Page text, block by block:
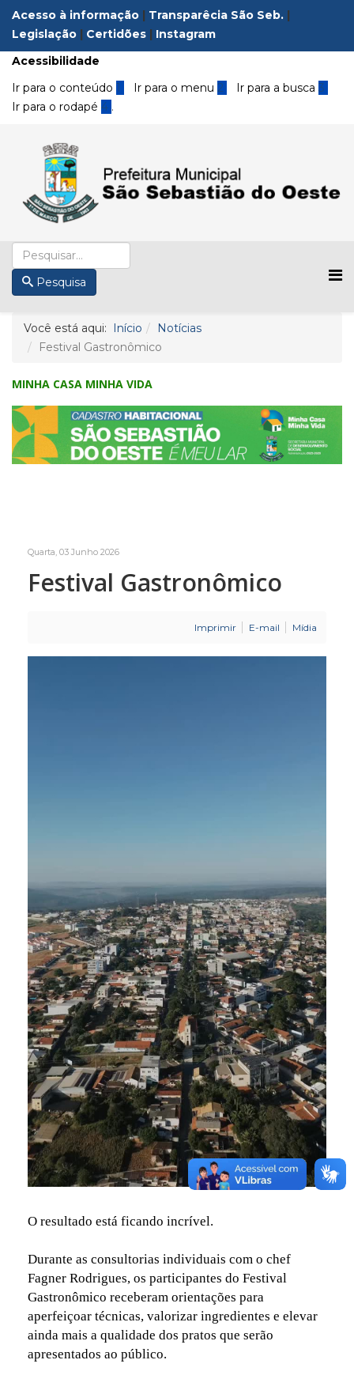
Acesso à informação | Transparêcia São Seb. |
Legislação | Certidões | Instagram
Acessibilidade
Ir para o conteúdo 1 Ir para o menu 2 Ir para a busca3
Ir para o rodapé 4 .
Pesquisa
Você está aqui: Início
Notícias
Festival Gastronômico
MINHA CASA MINHA VIDA
Quarta, 03 Junho 2026
Festival Gastronômico
Imprimir E-mail Mídia
O resultado está ficando incrível.
Durante as consultorias individuais com o chef
Fagner Rodrigues, os participantes do Festival
Gastronômico receberam orientações para
aperfeiçoar técnicas, valorizar ingredientes e elevar
ainda mais a qualidade dos pratos que serão
apresentados ao público.